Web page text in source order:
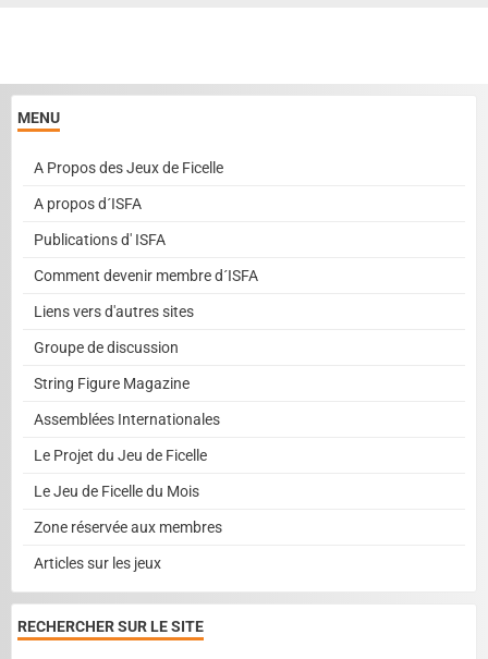
MENU
A Propos des Jeux de Ficelle
A propos d´ISFA
Publications d' ISFA
Comment devenir membre d´ISFA
Liens vers d'autres sites
Groupe de discussion
String Figure Magazine
Assemblées Internationales
Le Projet du Jeu de Ficelle
Le Jeu de Ficelle du Mois
Zone réservée aux membres
Articles sur les jeux
RECHERCHER SUR LE SITE